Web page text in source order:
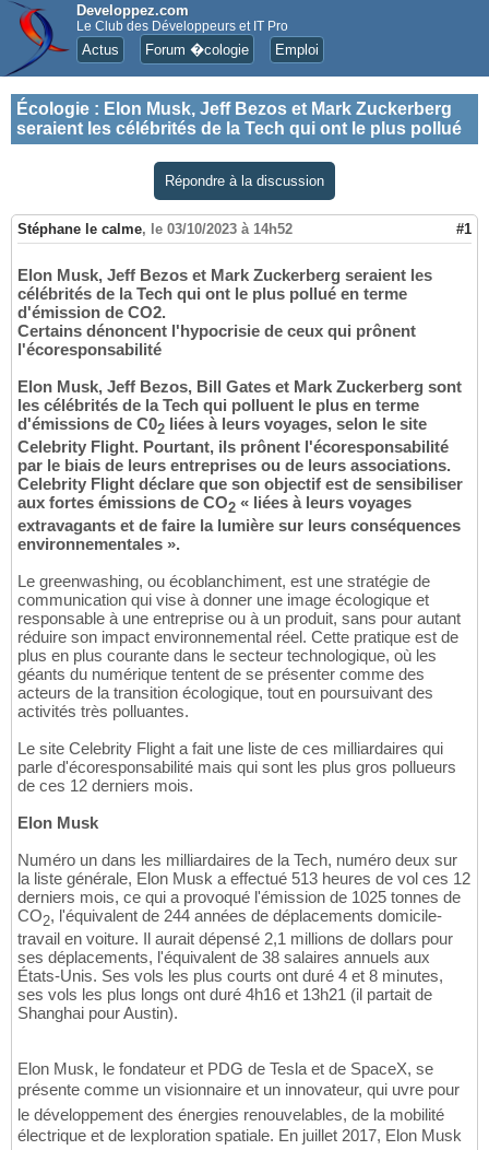
Developpez.com
Le Club des Développeurs et IT Pro
Actus Forum �cologie Emploi
Écologie : Elon Musk, Jeff Bezos et Mark Zuckerberg
seraient les célébrités de la Tech qui ont le plus pollué
Répondre à la discussion
Stéphane le calme, le 03/10/2023 à 14h52 #1
Elon Musk, Jeff Bezos et Mark Zuckerberg seraient les
célébrités de la Tech qui ont le plus pollué en terme
d'émission de CO2.
Certains dénoncent l'hypocrisie de ceux qui prônent
l'écoresponsabilité
Elon Musk, Jeff Bezos, Bill Gates et Mark Zuckerberg sont
les célébrités de la Tech qui polluent le plus en terme
d'émissions de C02 liées à leurs voyages, selon le site
Celebrity Flight. Pourtant, ils prônent l'écoresponsabilité
par le biais de leurs entreprises ou de leurs associations.
Celebrity Flight déclare que son objectif est de sensibiliser
aux fortes émissions de CO2 « liées à leurs voyages
extravagants et de faire la lumière sur leurs conséquences
environnementales ».
Le greenwashing, ou écoblanchiment, est une stratégie de
communication qui vise à donner une image écologique et
responsable à une entreprise ou à un produit, sans pour autant
réduire son impact environnemental réel. Cette pratique est de
plus en plus courante dans le secteur technologique, où les
géants du numérique tentent de se présenter comme des
acteurs de la transition écologique, tout en poursuivant des
activités très polluantes.
Le site Celebrity Flight a fait une liste de ces milliardaires qui
parle d'écoresponsabilité mais qui sont les plus gros pollueurs
de ces 12 derniers mois.
Elon Musk
Numéro un dans les milliardaires de la Tech, numéro deux sur
la liste générale, Elon Musk a effectué 513 heures de vol ces 12
derniers mois, ce qui a provoqué l'émission de 1025 tonnes de
CO2, l'équivalent de 244 années de déplacements domicile-
travail en voiture. Il aurait dépensé 2,1 millions de dollars pour
ses déplacements, l'équivalent de 38 salaires annuels aux
États-Unis. Ses vols les plus courts ont duré 4 et 8 minutes,
ses vols les plus longs ont duré 4h16 et 13h21 (il partait de
Shanghai pour Austin).
Elon Musk, le fondateur et PDG de Tesla et de SpaceX, se
présente comme un visionnaire et un innovateur, qui uvre pour
le développement des énergies renouvelables, de la mobilité
électrique et de lexploration spatiale. En juillet 2017, Elon Musk